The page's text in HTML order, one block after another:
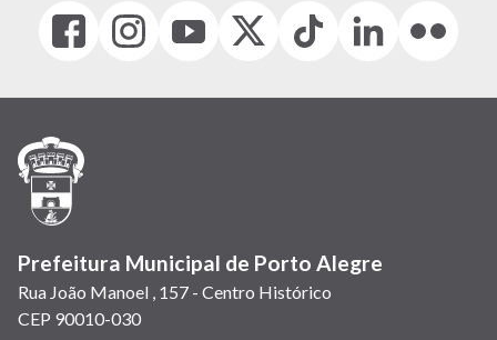
Facebook
(link
em
janela)
Instagram
(link
em
(link
em
(Antigo
(link
Tiktok
(link
em
LinkedIn
(link
em
(link
em
Prefeitura Municipal de Porto Alegre
Rua João Manoel , 157 - Centro Histórico
CEP 90010-030